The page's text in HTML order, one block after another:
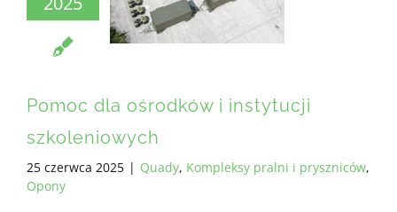
WSZYSTKIE WYMAGANIA
Pomoc dla ośrodków i instytucji
szkoleniowych
25 czerwca 2025 | Quady, Kompleksy pralni i pryszniców,
Opony